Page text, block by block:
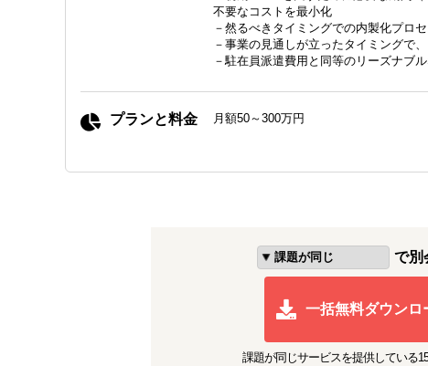
不要なコストを最小化
－然るべきタイミングでの内製化プロ
－事業の見通しが立ったタイミングで
－駐在員派遣費用と同等のリーズナブ
プランと料金 月額50～300万円
で別
一括無料ダウンロ
課題が同じサービスを提供している